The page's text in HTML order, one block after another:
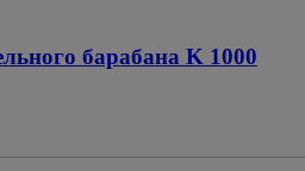
барабана K 1000